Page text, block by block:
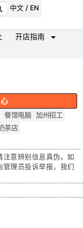
中文 / EN
开店指南
餐馆电脑
加州招工
茶店
意辨别信息真伪。如
管理员投诉举报，我们